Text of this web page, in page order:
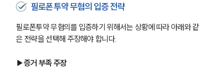
필로폰투약 무혐의 입증 전략
필로폰투약 무혐의를 입증하기 위해서는 상황에 따라 아래와 같
은 전략을 선택해 주장해야 합니다.
▶증거 부족 주장